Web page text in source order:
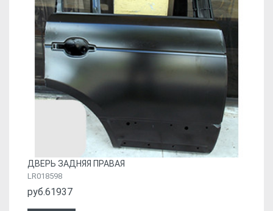
ДВЕРЬ ЗАДНЯЯ ПРАВАЯ
LR018598
руб.61937